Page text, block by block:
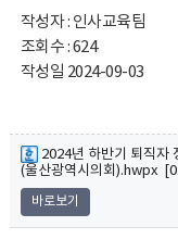
작성자 : 인사교육팀
조회수 : 624
작성일 2024-09-03
2024년 하반기 퇴직자
(울산광역시의회).hwpx
바로보기